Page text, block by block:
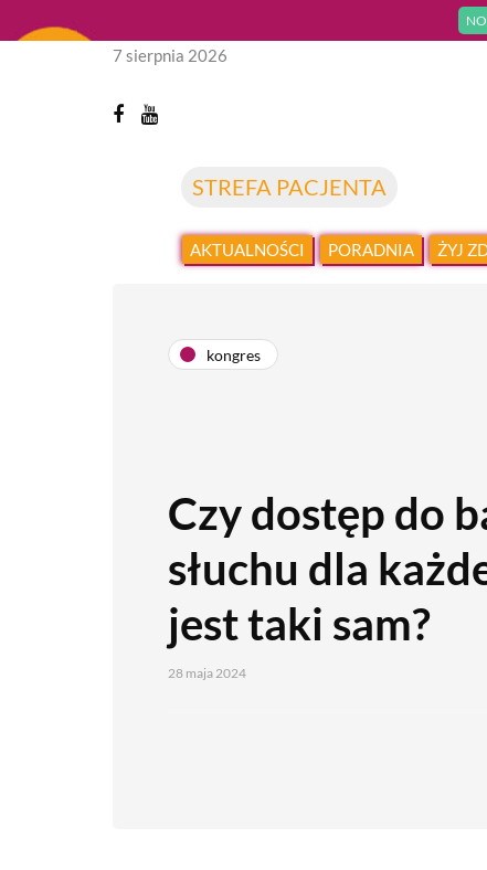
STREFA PACJENTA
7 sierpnia 2026
AKTUALNOŚCI PORADNIA ŻYJ
kongres
Czy dostęp do
słuchu dla
jest taki sam?
28 maja 2024